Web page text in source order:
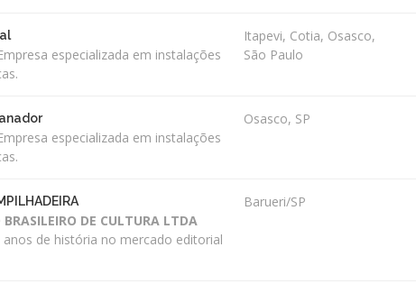
especializada em instalações
Itapevi, Cotia, Osasco,
São Paulo
especializada em instalações
Osasco, SP
DE CULTURA LTDA
anos de história no mercado editorial
Barueri/SP